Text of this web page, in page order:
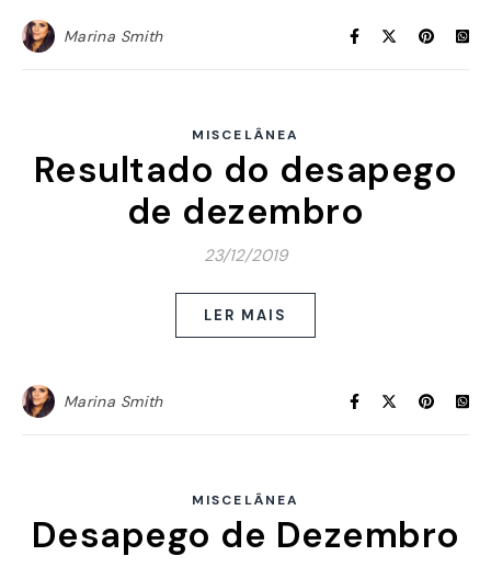
Marina Smith
MISCELÂNEA
Resultado do desapego
de dezembro
23/12/2019
LER MAIS
Marina Smith
MISCELÂNEA
Desapego de Dezembro